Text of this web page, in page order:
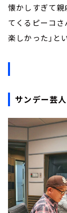
懐かしすぎて親
てくるピーコさ
楽しかった」と
サンデー芸人